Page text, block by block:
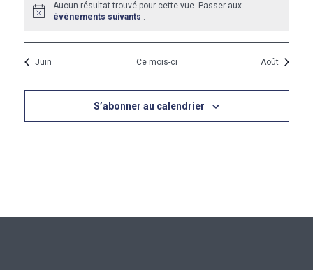
Notice
Aucun résultat trouvé pour cette vue. Passer aux
évènements suivants .
Juin Ce mois-ci Août
S’abonner au calendrier